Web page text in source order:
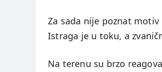
Za sada nije poznat
Istraga je u toku, a
Na terenu su brzo